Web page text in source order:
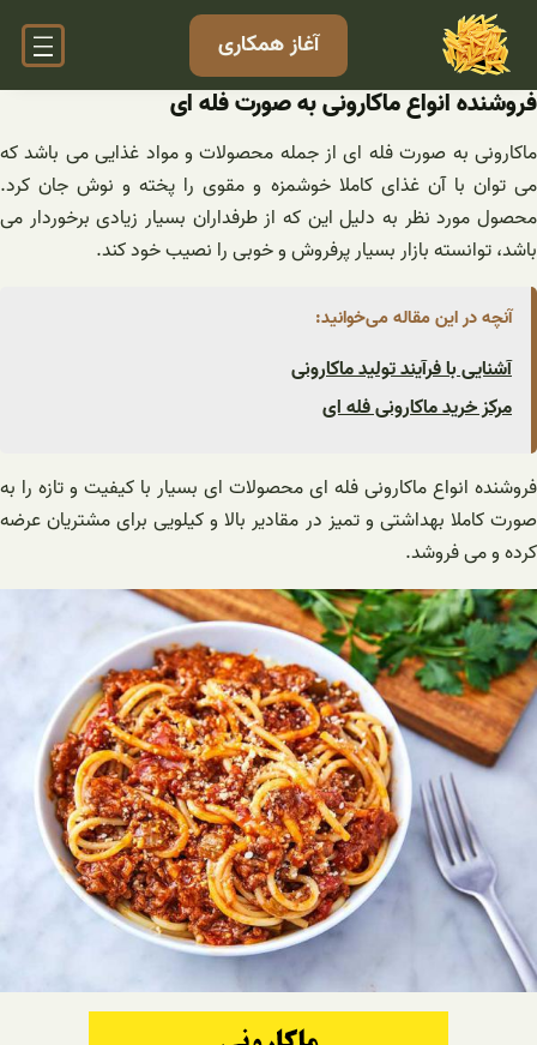
محتوا
آغاز همکاری
فروشنده انواع ماکارونی به صورت فله ای
ماکارونی به صورت فله ای از جمله محصولات و مواد غذایی می باشد که
می توان با آن غذای کاملا خوشمزه و مقوی را پخته و نوش جان کرد.
محصول مورد نظر به دلیل این که از طرفداران بسیار زیادی برخوردار می
باشد، توانسته بازار بسیار پرفروش و خوبی را نصیب خود کند.
آنچه در این مقاله می‌خوانید:
آشنایی با فرآیند تولید ماکارونی
مرکز خرید ماکارونی فله ای
فروشنده انواع ماکارونی فله ای محصولات ای بسیار با کیفیت و تازه را به
صورت کاملا بهداشتی و تمیز در مقادیر بالا و کیلویی برای مشتریان عرضه
کرده و می فروشد.